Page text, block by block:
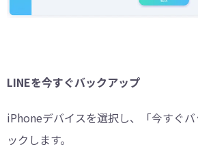
LINEを今すぐバックアップ
iPhoneデバイスを選択し、「今すぐ
ックします。